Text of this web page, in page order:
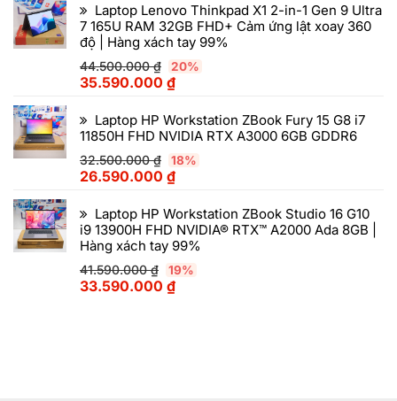
Laptop Lenovo Thinkpad X1 2-in-1 Gen 9 Ultra
7 165U RAM 32GB FHD+ Cảm ứng lật xoay 360
độ | Hàng xách tay 99%
44.500.000₫ 20%
35.590.000 ₫
Laptop HP Workstation ZBook Fury 15 G8 i7
11850H FHD NVIDIA RTX A3000 6GB GDDR6
32.500.000₫ 18%
26.590.000 ₫
Laptop HP Workstation ZBook Studio 16 G10
i9 13900H FHD NVIDIA® RTX™ A2000 Ada 8GB |
Hàng xách tay 99%
41.590.000₫ 19%
33.590.000 ₫